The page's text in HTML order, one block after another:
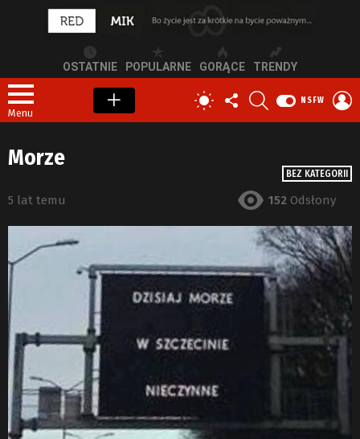
OSTATNIE POPULARNE GORĄCE TRENDY
Menu
PRZEŁĄCZ
SKÓRKĘ
OBSERWUJ
NAS
NSFW
BEZ KATEGORII
Morze
5 lat temu 152 Odsłony